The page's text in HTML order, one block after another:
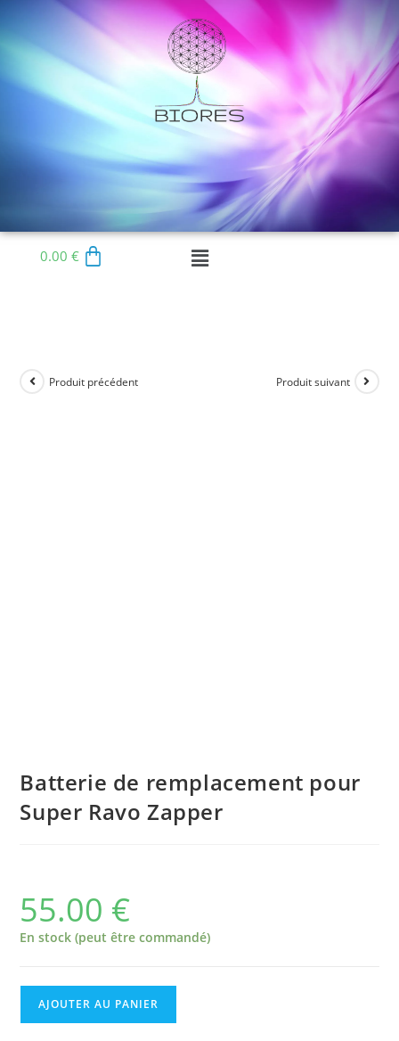
0.00 €
Produit précédent Produit suivant
Batterie de remplacement pour
Super Ravo Zapper
55.00 €
En stock (peut être commandé)
AJOUTER AU PANIER